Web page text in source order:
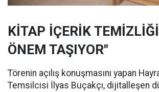
KİTAP İÇERİK
ÖNEM TAŞIYOR"
Törenin açılış konuşmasını yapan
Temsilcisi İlyas Buçakçı, dijitalleşen